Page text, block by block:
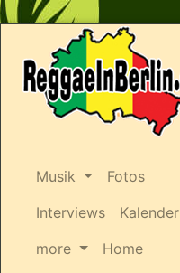
Musik
Fotos
Interviews
Kalender
more
Home